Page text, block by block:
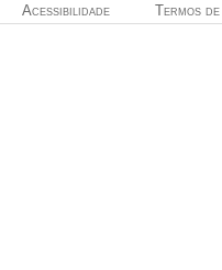
Termos
Acessibilidade